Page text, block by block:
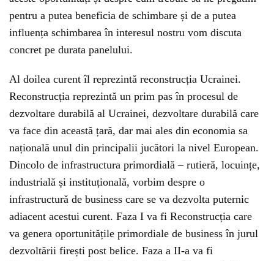
pentru a putea beneficia de schimbare și de a putea
influența schimbarea în interesul nostru vom discuta
concret pe durata panelului.
Al doilea curent îl reprezintă reconstrucția Ucrainei.
Reconstrucția reprezintă un prim pas în procesul de
dezvoltare durabilă al Ucrainei, dezvoltare durabilă care
va face din această țară, dar mai ales din economia sa
națională unul din principalii jucători la nivel European.
Dincolo de infrastructura primordială – rutieră, locuințe,
industrială și instituțională, vorbim despre o
infrastructură de business care se va dezvolta puternic
adiacent acestui curent. Faza I va fi Reconstrucția care
va genera oportunitățile primordiale de business în jurul
dezvoltării firești post belice. Faza a II-a va fi